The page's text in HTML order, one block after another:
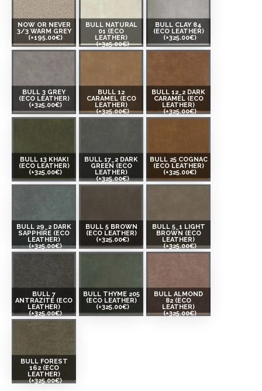
NOW OR NEVER
3/3 WARM GREY
(+195.00€)
BULL NATURAL
01 (ECO
LEATHER)
(+325.00€)
BULL CLAY 84
(ECO LEATHER)
(+325.00€)
BULL 3 GREY
(ECO LEATHER)
(+325.00€)
BULL 12
CARAMEL (ECO
LEATHER)
(+325.00€)
BULL 12_2 DARK
CARAMEL (ECO
LEATHER)
(+325.00€)
BULL 13 KHAKI
(ECO LEATHER)
(+325.00€)
BULL 17_2 DARK
GREEN (ECO
LEATHER)
(+325.00€)
BULL 25 COGNAC
(ECO LEATHER)
(+325.00€)
BULL 29_2 DARK
SAPPHIRE (ECO
LEATHER)
(+325.00€)
BULL 5 BROWN
(ECO LEATHER)
(+325.00€)
BULL 5_1 LIGHT
BROWN (ECO
LEATHER)
(+325.00€)
BULL 7
ANTRAZITE (ECO
LEATHER)
(+325.00€)
BULL THYME 205
(ECO LEATHER)
(+325.00€)
BULL ALMOND
82 (ECO
LEATHER)
(+325.00€)
BULL FOREST
162 (ECO
LEATHER)
(+325.00€)